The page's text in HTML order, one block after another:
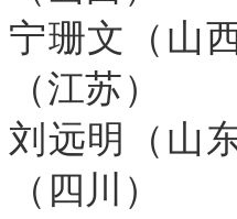
宁珊文（山
（江苏）
刘远明（山
（四川）